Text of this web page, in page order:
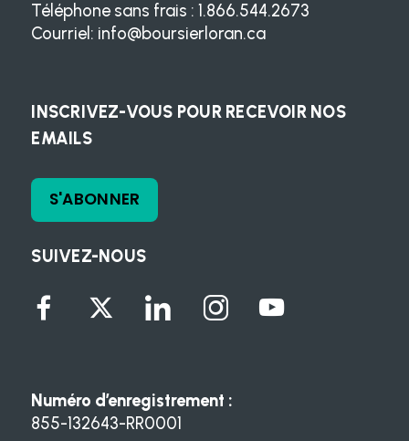
SUIVEZ-NOUS
Téléphone sans frais : 1.866.544.2673
Courriel: info@boursierloran.ca
INSCRIVEZ-VOUS POUR RECEVOIR NOS
EMAILS
S'ABONNER
Numéro d’enregistrement :
855-132643-RR0001